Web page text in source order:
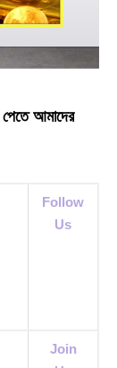
পেতে আমাদের
Follow
Us
Join